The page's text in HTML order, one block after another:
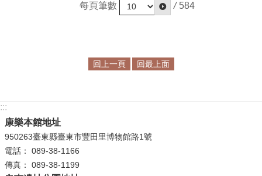
皮
書
政
每頁筆數 / 584
回上一頁 回最上面
:::
康樂本館地址
950263臺東縣臺東市豐田里博物館路1號
電話： 089-38-1166
傳真： 089-38-1199